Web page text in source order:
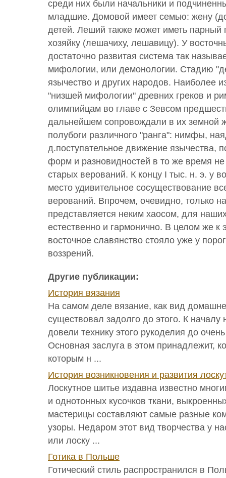
среди них были начальники и
младшие. Домовой имеет семью: жену
детей. Леший также может иметь парный
хозяйку (лешачиху, лешавицу). У
достаточно развитая система так
мифологии, или демонологии. Стадию
язычество и других народов. Наиболее
"низшей мифологии" древних греков и
олимпийцам во главе с Зевсом
дальнейшем сопровождали в их земной
полубоги различного "ранга": нимфы,
д.поступательное движение язычества,
форм и разновидностей в то же время
старых верований. К концу I тыс. н. э. у
место удивительное сосуществование
верований. Впрочем, очевидно, только
представляется неким хаосом, для
естественно и гармонично. В целом же к
восточное славянство стояло уже у
воззрений.
Другие публикации:
История вязания
На самом деле вязание, как вид
существовал задолго до этого. К
довели технику этого рукоделия до
Основная заслуга в этом принадлежит,
которым н ...
История возникновения и развития
Лоскутное шитье издавна известно
и однотонных кусочков ткани,
мастерицы составляют самые разные
узоры. Недаром этот вид творчества у
или лоску ...
Готика в Польше
Готический стиль распространился в